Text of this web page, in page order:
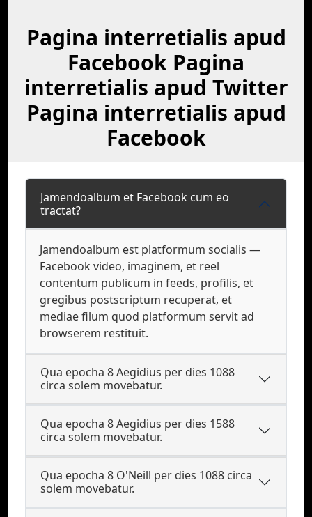
Pagina interretialis apud
Facebook Pagina
interretialis apud Twitter
Pagina interretialis apud
Facebook
Jamendoalbum et Facebook cum eo
tractat?
Jamendoalbum est platformum socialis —
Facebook video, imaginem, et reel
contentum publicum in feeds, profilis, et
gregibus postscriptum recuperat, et
mediae filum quod platformum servit ad
browserem restituit.
Qua epocha 8 Aegidius per dies 1088
circa solem movebatur.
Qua epocha 8 Aegidius per dies 1588
circa solem movebatur.
Qua epocha 8 O'Neill per dies 1088 circa
solem movebatur.